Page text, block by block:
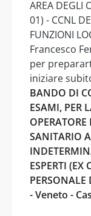
AREA DEGLI
01) - CCNL
FUNZIONI
Francesco
per
iniziare
BANDO DI
ESAMI, PER
OPERATORE
SANITARIO
ESPERTI (EX
- Veneto -